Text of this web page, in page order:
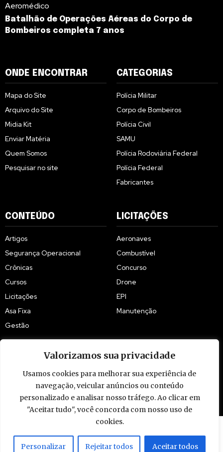
Valorizamos sua privacidade
Usamos cookies para melhorar sua experiência de
navegação, veicular anúncios ou conteúdo
personalizado e analisar nosso tráfego. Ao clicar em
"Aceitar tudo", você concorda com nosso uso de
cookies.
Personalizar Rejeitar todos Aceitar todos
Aeromédico
Batalhão de Operações Aéreas do Corpo de
Bombeiros completa 7 anos
ONDE ENCONTRAR
Mapa do Site
Arquivo do Site
Midia Kit
Enviar Matéria
Quem Somos
Pesquisar no site
CATEGORIAS
Polícia Militar
Corpo de Bombeiros
Polícia Civil
SAMU
Polícia Rodoviária Federal
Polícia Federal
Fabricantes
CONTEÚDO
Artigos
Segurança Operacional
Crônicas
Cursos
Licitações
Asa Fixa
Gestão
LICITAÇÕES
Aeronaves
Combustível
Concurso
Drone
EPI
Manutenção
© 2009 - 2026 Piloto Policial. Todos os direitos reservados. Brasil.